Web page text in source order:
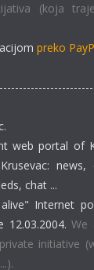
(koja
preko
web portal of
news,
chat ...
Internet
12.03.2004. We
initiative